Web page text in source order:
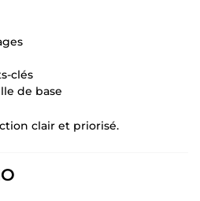
clés
de base
clair et priorisé.